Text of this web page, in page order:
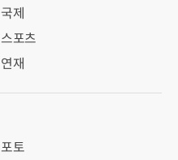
국제
스포츠
연재
포토